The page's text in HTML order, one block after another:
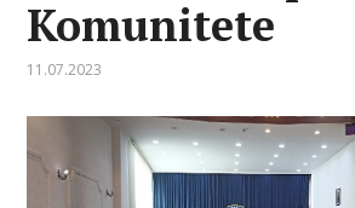
Komunitete
11.07.2023